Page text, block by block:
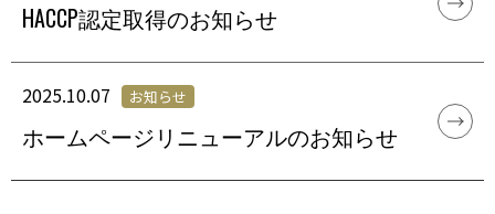
HACCP認定取得のお知らせ
2025.10.07 お知らせ
ホームページリニューアルのお知らせ